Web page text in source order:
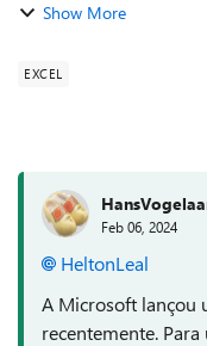
Show More
EXCEL
Feb 06, 2024
HeltonLeal
A Microsoft lançou
recentemente.